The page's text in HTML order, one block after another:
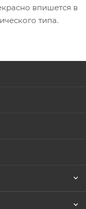
впишется в
типа.